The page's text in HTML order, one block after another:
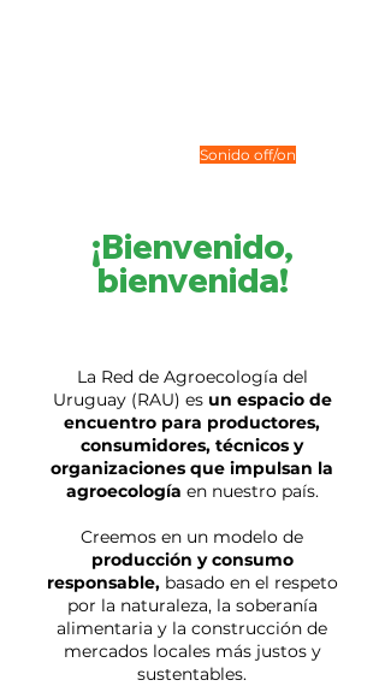
Sonido off/on
¡Bienvenido,
bienvenida!
La Red de Agroecología del
Uruguay (RAU) es un espacio de
encuentro para productores,
consumidores, técnicos y
organizaciones que impulsan la
agroecología en nuestro país.
Creemos en un modelo de
producción y consumo
responsable,basado en el respeto
por la naturaleza, la soberanía
alimentaria y la construcción de
mercados locales más justos y
sustentables.